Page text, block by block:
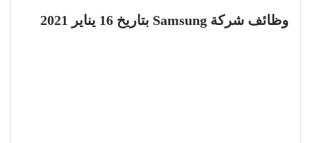
وظائف شركة Samsung بتاريخ 16 يناير 2021